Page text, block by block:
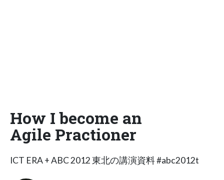
How I become an
Agile Practioner
ICT ERA + ABC 2012 東北の講演資料 #abc2012t